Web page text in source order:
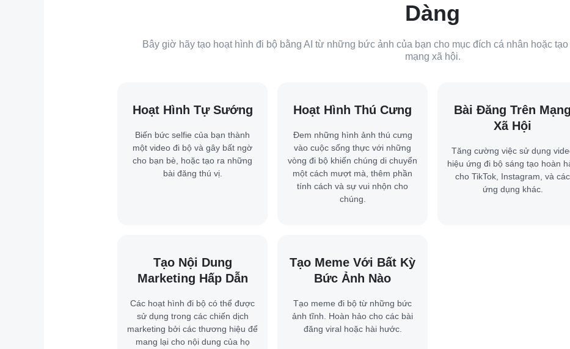
Dàng
Bây giờ hãy tạo hoạt hình đi bộ bằng AI từ những bức ảnh của bạn cho mục đích cá nhân hoặc
mạng xã hội.
Hoạt Hình Tự Sướng
Biến bức selfie của bạn thành
một video đi bộ và gây bất ngờ
cho bạn bè, hoặc tạo ra những
bài đăng thú vị.
Hoạt Hình Thú Cưng
Đem những hình ảnh thú cưng
vào cuộc sống thực với những
vòng đi bộ khiến chúng di chuyển
một cách mượt mà, thêm phần
tính cách và sự vui nhộn cho
chúng.
Bài Đăng Trên Mạng
Xã Hội
Tăng cường việc sử dụng
hiệu ứng đi bộ sáng tạo hoàn
cho TikTok, Instagram, và các
ứng dụng khác.
Tạo Nội Dung
Marketing Hấp Dẫn
Các hoạt hình đi bộ có thể được
sử dụng trong các chiến dịch
marketing bởi các thương hiệu để
mang lại cho nội dung của họ
Tạo Meme Với Bất Kỳ
Bức Ảnh Nào
Tạo meme đi bộ từ những bức
ảnh tĩnh. Hoàn hảo cho các bài
đăng viral hoặc hài hước.